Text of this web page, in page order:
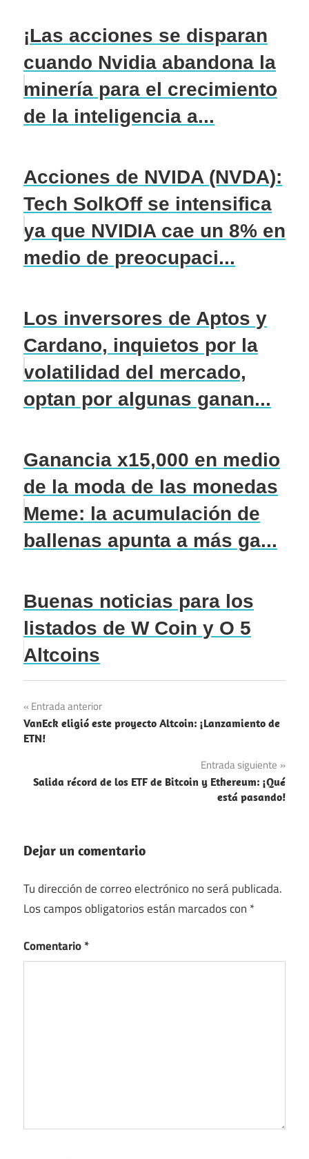
¡Las acciones se disparan
cuando Nvidia abandona la
minería para el crecimiento
de la inteligencia a...
Acciones de NVIDA (NVDA):
Tech SolkOff se intensifica
ya que NVIDIA cae un 8% en
medio de preocupaci...
Los inversores de Aptos y
Cardano, inquietos por la
volatilidad del mercado,
optan por algunas ganan...
Ganancia x15,000 en medio
de la moda de las monedas
Meme: la acumulación de
ballenas apunta a más ga...
Buenas noticias para los
listados de W Coin y O 5
Altcoins
Navegación
de
Entrada anterior
VanEck eligió este proyecto Altcoin: ¡Lanzamiento de
ETN!
Entrada siguiente
Salida récord de los ETF de Bitcoin y Ethereum: ¡Qué
está pasando!
Dejar un comentario
Tu dirección de correo electrónico no será publicada.
Los campos obligatorios están marcados con *
Comentario*